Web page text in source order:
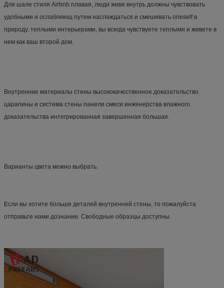
Для шале стиля Airbnb плавая, люди живя внутрь должны чувствовать
удобными и ослабляющ путем наслаждаться и смешивать oneself в
природу. теплыми интерьерами, вы всегда чувствуете теплыми и живете в
Внутренние материалы стены высококачественное доказательство
царапины и система стены панели смеси инженерства влажного
доказательства интегрированная завершенная большая.
Варианты цвета можно выбрать.
Если вы хотите больше деталей внутренней стены, то пожалуйста
отправьте нами дознание. Свободные образцы доступны.